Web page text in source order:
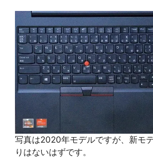
写真は2020年モデルですが、新モ
りはないはずです。